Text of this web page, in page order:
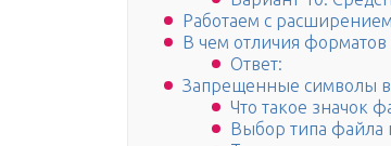
Работаем с
В чем отличия
Ответ:
Запрещенные символы
Что такое значок
Выбор типа файла